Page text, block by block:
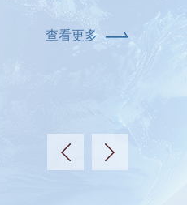
出了关键金属约束下
行路径，为交通部
安全协同治理提供
查看更多